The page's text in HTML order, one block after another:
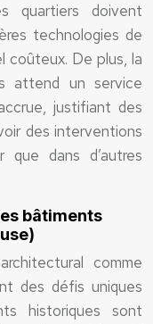
quartiers doivent
technologies de
coûteux. De plus, la
attend un service
justifiant des
des interventions
dans d’autres
bâtiments
comme
des défis uniques
historiques sont